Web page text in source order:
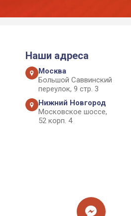
Наши адреса
Москва
Большой Саввинский
переулок, 9 стр. 3
Нижний Новгород
Московское шоссе,
52 корп. 4